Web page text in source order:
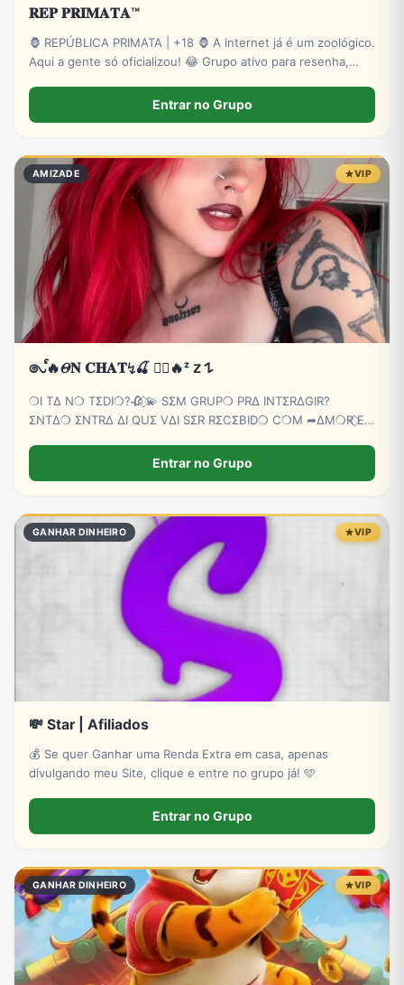
𝐑𝐄𝐏 𝐏𝐑𝐈𝐌𝐀𝐓𝐀™
🦍 REPÚBLICA PRIMATA | +18 🦍 A internet já é um zoológico.
Aqui a gente só oficializou! 😂 Grupo ativo para resenha,
presente e muita interação. Entre para o bando! 🍌🔥 🔞
Exclusivo para maiores.
Entrar no Grupo
AMIZADE VIP
𑇢ᩘ🔥𝛩𝐍 𝐂𝐇𝐀𝐓↯🍒 ⃝⃔‌‌🔥ᶻ 𝗓 𐰁
❍I TΔ N❍ TΣDI❍?🥀 ⃟💫 SΣM GRUP❍ PRΔ INTΣRΔGIR?
ΣNTΔ❍ ΣNTRΔ ΔI QUΣ VΔI SΣR RΣCΣBID❍ C❍M ➦∆M❍R ⃟E
Entrar no Grupo
GANHAR DINHEIRO VIP
💸 Star | Afiliados
💰 Se quer Ganhar uma Renda Extra em casa, apenas
divulgando meu Site, clique e entre no grupo já! 🩵
Entrar no Grupo
GANHAR DINHEIRO VIP